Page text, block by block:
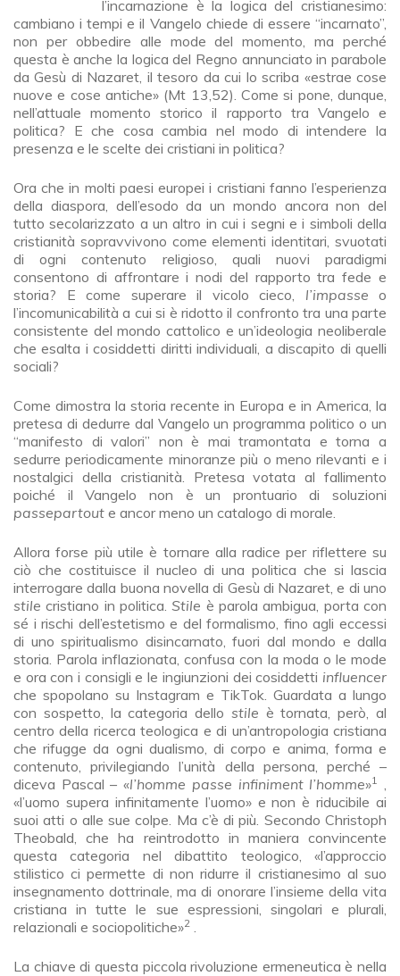
l’incarnazione è la logica del cristianesimo:
cambiano i tempi e il Vangelo chiede di essere “incarnato”,
non per obbedire alle mode del momento, ma perché
questa è anche la logica del Regno annunciato in parabole
da Gesù di Nazaret, il tesoro da cui lo scriba «estrae cose
nuove e cose antiche» (Mt 13,52). Come si pone, dunque,
nell’attuale momento storico il rapporto tra Vangelo e
politica? E che cosa cambia nel modo di intendere la
presenza e le scelte dei cristiani in politica?
Ora che in molti paesi europei i cristiani fanno l’esperienza
della diaspora, dell’esodo da un mondo ancora non del
tutto secolarizzato a un altro in cui i segni e i simboli della
cristianità sopravvivono come elementi identitari, svuotati
di ogni contenuto religioso, quali nuovi paradigmi
consentono di affrontare i nodi del rapporto tra fede e
storia? E come superare il vicolo cieco, l’impasse o
l’incomunicabilità a cui si è ridotto il confronto tra una parte
consistente del mondo cattolico e un’ideologia neoliberale
che esalta i cosiddetti diritti individuali, a discapito di quelli
sociali?
Come dimostra la storia recente in Europa e in America, la
pretesa di dedurre dal Vangelo un programma politico o un
“manifesto di valori” non è mai tramontata e torna a
sedurre periodicamente minoranze più o meno rilevanti e i
nostalgici della cristianità. Pretesa votata al fallimento
poiché il Vangelo non è un prontuario di soluzioni
passepartout e ancor meno un catalogo di morale.
Allora forse più utile è tornare alla radice per riflettere su
ciò che costituisce il nucleo di una politica che si lascia
interrogare dalla buona novella di Gesù di Nazaret, e di uno
stilecristiano in politica.Stile è parola ambigua, porta con
sé i rischi dell’estetismo e del formalismo, fino agli eccessi
di uno spiritualismo disincarnato, fuori dal mondo e dalla
storia. Parola inflazionata, confusa con la moda o le mode
e ora con i consigli e le ingiunzioni dei cosiddetti influencer
che spopolano su Instagram e TikTok. Guardata a lungo
con sospetto, la categoria dello stile è tornata, però, al
centro della ricerca teologica e di un’antropologia cristiana
che rifugge da ogni dualismo, di corpo e anima, forma e
contenuto, privilegiando l’unità della persona, perché –
diceva Pascal – «l’homme passe infiniment l’homme»1 ,
«l’uomo supera infinitamente l’uomo» e non è riducibile ai
suoi atti o alle sue colpe. Ma c’è di più. Secondo Christoph
Theobald, che ha reintrodotto in maniera convincente
questa categoria nel dibattito teologico, «l’approccio
stilistico ci permette di non ridurre il cristianesimo al suo
insegnamento dottrinale, ma di onorare l’insieme della vita
cristiana in tutte le sue espressioni, singolari e plurali,
relazionali e sociopolitiche»2 .
La chiave di questa piccola rivoluzione ermeneutica è nella